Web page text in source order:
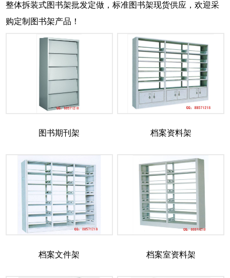
整体拆装式图书架批发定做，标准图书架现货供应，欢迎采
购定制图书架产品！
图书期刊架 档案资料架
档案文件架 档案室资料架